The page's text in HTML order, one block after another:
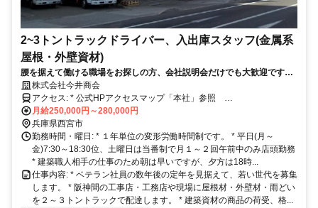
2~3トントラックドライバー、入出庫スタッフ(金属系
屋根・外壁資材)
腰を据えて働ける職場をお探しの方、会社説明会だけでも大歓迎ですの
で、ご連絡下さい。
株式会社今井商会
アクセス: * 公式HPアクセスマップ「本社」参照
https://gotoimai.co.jp/company/access/ * 国道２号線「瓦木東」交差
点前。交通費は距離別支給します。近隣居住であれば徒歩、自転車も
可。 自家用車通勤も相談可
月給250,000円～280,000円
兵庫県西宮市
勤務時間・曜日: * １年単位の変形労働時間制です。 * 平日(月～
金)7:30～18:30位、土曜日は当番制で月１～２回午前中のみ店頭勤務
* 建築職人相手の仕事のため朝は早いですが、夕方は18時...
仕事内容: * ベテラン社員の数年後の定年を見据えて、若い世代を募集
します。 * 阪神間の工事店・工務店や現場に屋根材・外壁材・雨どい
を２～３トントラックで配達します。 * 建築資材の商品の荷受、格...